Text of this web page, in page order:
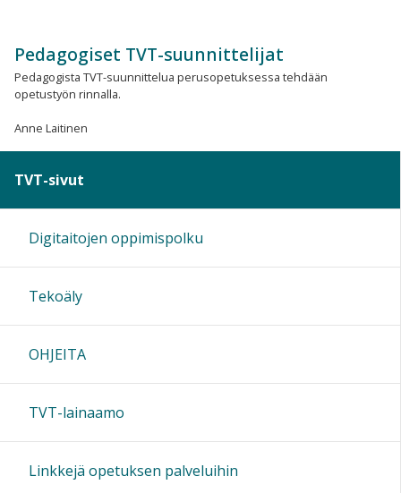
Pedagogiset TVT-suunnittelijat
Pedagogista TVT-suunnittelua perusopetuksessa tehdään
opetustyön rinnalla.
Anne Laitinen
TVT-sivut
Digitaitojen oppimispolku
Tekoäly
OHJEITA
TVT-lainaamo
Linkkejä opetuksen palveluihin